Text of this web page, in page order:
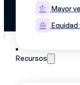
Mayor
Equidad
Recursos
;